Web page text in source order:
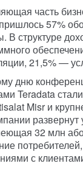
часть
57%
В структуре
21,5% —
дню
Teradata
Misr и
развернут
32 млн
с